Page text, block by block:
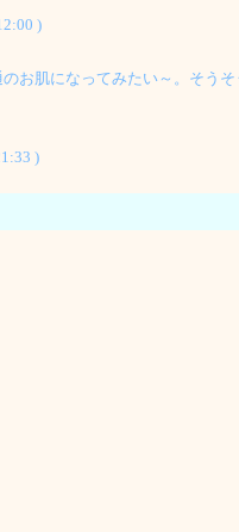
)
お肌になってみたい～。そう
)